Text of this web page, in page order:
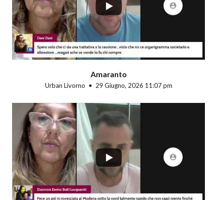
Amaranto
Urban Livorno 29 Giugno, 2026 11:07 pm